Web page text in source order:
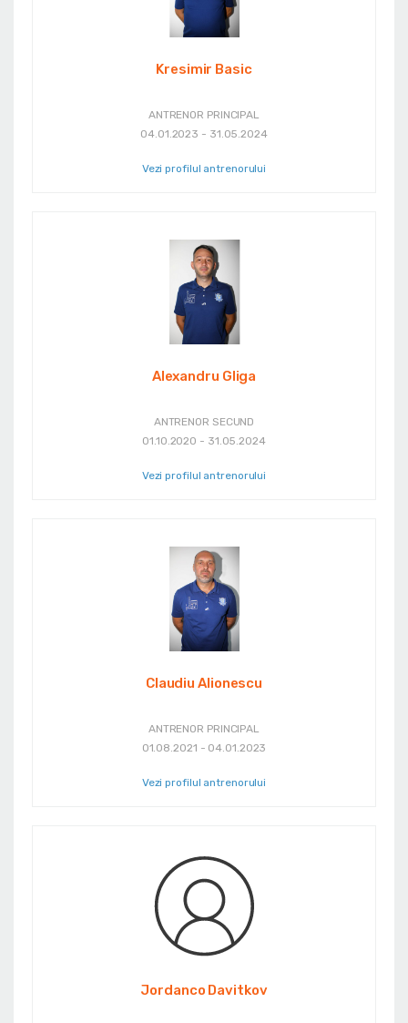
Kresimir Basic
ANTRENOR PRINCIPAL
04.01.2023 - 31.05.2024
Vezi profilul antrenorului
Alexandru Gliga
ANTRENOR SECUND
01.10.2020 - 31.05.2024
Vezi profilul antrenorului
Claudiu Alionescu
ANTRENOR PRINCIPAL
01.08.2021 - 04.01.2023
Vezi profilul antrenorului
Jordanco Davitkov